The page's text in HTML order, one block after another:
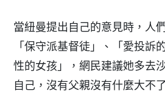
當紐曼提出自己的意見時，人
「保守派基督徒」、「愛投訴
性的女孩」，網民建議她多去
自己，沒有父親沒有什麼大不